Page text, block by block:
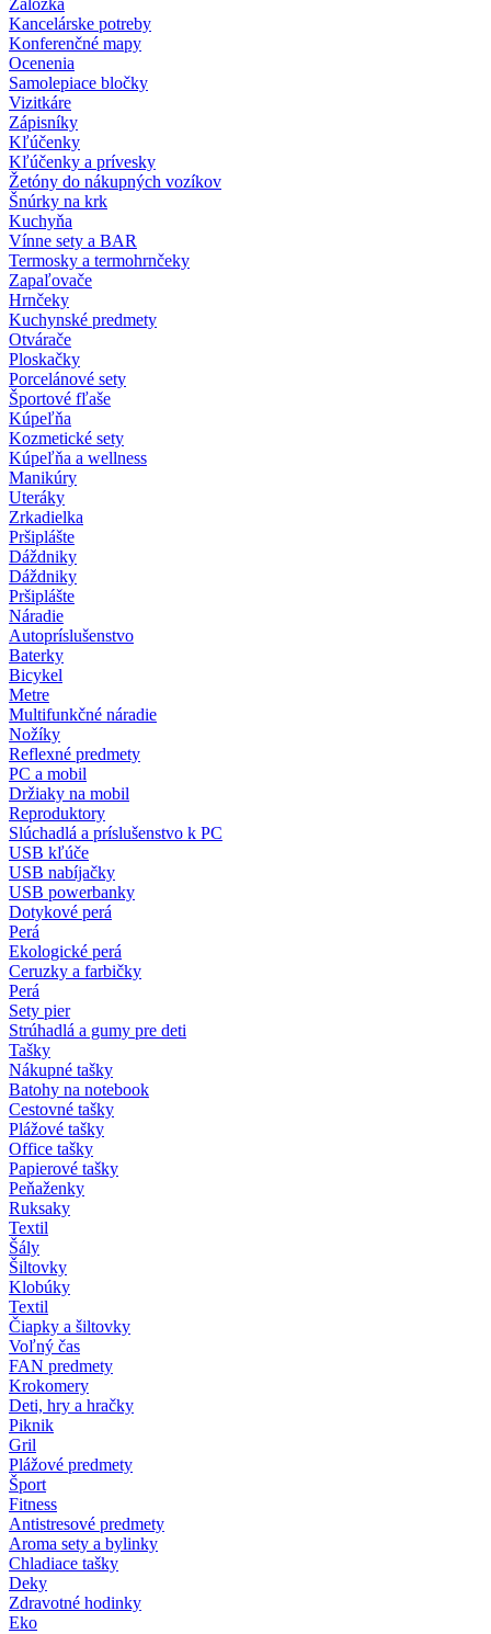
Záložka
Kancelárske potreby
Konferenčné mapy
Ocenenia
Samolepiace bločky
Vizitkáre
Zápisníky
Kľúčenky
Kľúčenky a prívesky
Žetóny do nákupných vozíkov
Šnúrky na krk
Kuchyňa
Vínne sety a BAR
Termosky a termohrnčeky
Zapaľovače
Hrnčeky
Kuchynské predmety
Otvárače
Ploskačky
Porcelánové sety
Športové fľaše
Kúpeľňa
Kozmetické sety
Kúpeľňa a wellness
Manikúry
Uteráky
Zrkadielka
Pršiplášte
Dáždniky
Dáždniky
Pršiplášte
Náradie
Autopríslušenstvo
Baterky
Bicykel
Metre
Multifunkčné náradie
Nožíky
Reflexné predmety
PC a mobil
Držiaky na mobil
Reproduktory
Slúchadlá a príslušenstvo k PC
USB kľúče
USB nabíjačky
USB powerbanky
Dotykové perá
Perá
Ekologické perá
Ceruzky a farbičky
Perá
Sety pier
Strúhadlá a gumy pre deti
Tašky
Nákupné tašky
Batohy na notebook
Cestovné tašky
Plážové tašky
Office tašky
Papierové tašky
Peňaženky
Ruksaky
Textil
Šály
Šiltovky
Klobúky
Textil
Čiapky a šiltovky
Voľný čas
FAN predmety
Krokomery
Deti, hry a hračky
Piknik
Gril
Plážové predmety
Šport
Fitness
Antistresové predmety
Aroma sety a bylinky
Chladiace tašky
Deky
Zdravotné hodinky
Eko